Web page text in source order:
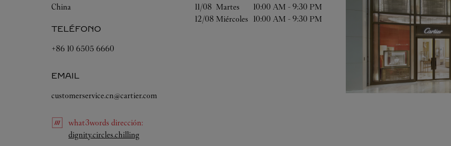
China
TELÉFONO
+86 10 6505 6660
EMAIL
customerservice.cn@cartier.com
11/08 Martes 10:00 AM -9:30 PM
12/08 Miércoles 10:00 AM -9:30 PM
what3words dirección:
dignity.circles.chillingLink Opens in New Tab